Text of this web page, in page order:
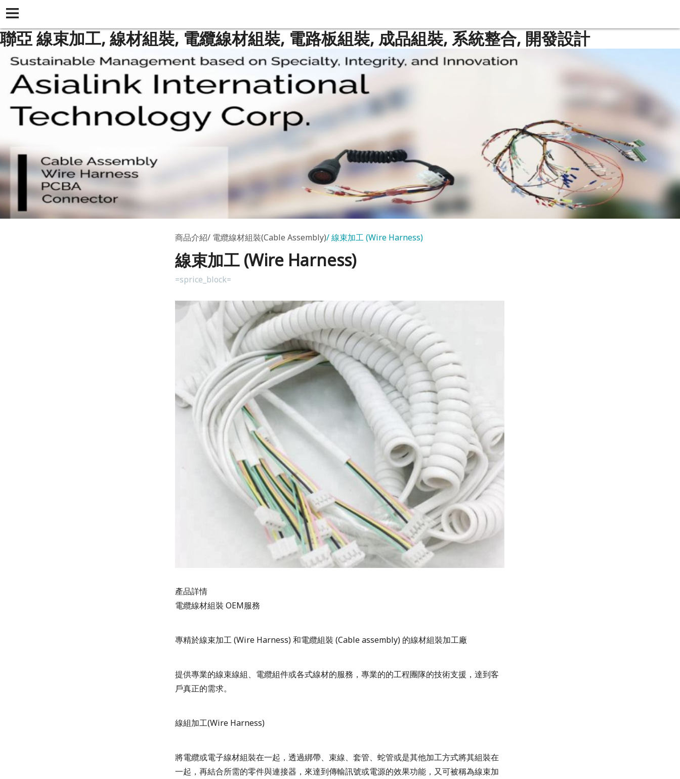
聯亞 線束加工, 線材組裝, 電纜線材組裝, 電路板組裝, 成品組裝, 系統整合, 開發設計
商品介紹 電纜線材組裝(Cable Assembly) 線束加工 (Wire Harness)
線束加工 (Wire Harness)
=sprice_block=
產品詳情
電纜線材組裝 OEM服務
專精於線束加工(Wire Harness)和電纜組裝 (Cable assembly) 的線材組裝加工廠
提供專業的線束線組、電纜組件或各式線材的服務，專業的的工程團隊的技術支援，達到客
戶真正的需求。
線組加工(Wire Harness)
將電纜或電子線材組裝在一起，透過綁帶、束線、套管、蛇管或是其他加工方式將其組裝在
一起，再結合所需的零件與連接器，來達到傳輸訊號或電源的效果功能，又可被稱為線束加